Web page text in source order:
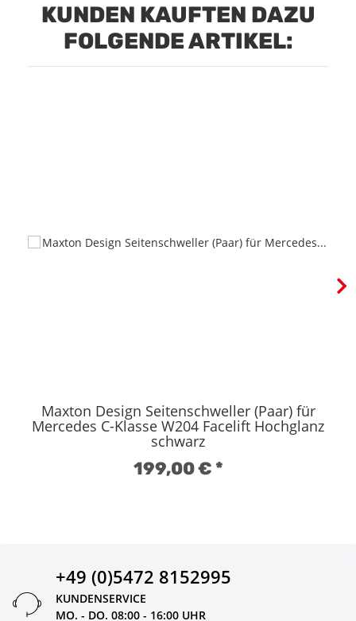
KUNDEN KAUFTEN DAZU
FOLGENDE ARTIKEL:
Maxton Design Seitenschweller (Paar) für
Mercedes C-Klasse W204 Facelift Hochglanz
schwarz
199,00 €*
+49 (0)5472 8152995
KUNDENSERVICE
MO. - DO. 08:00 - 16:00 UHR